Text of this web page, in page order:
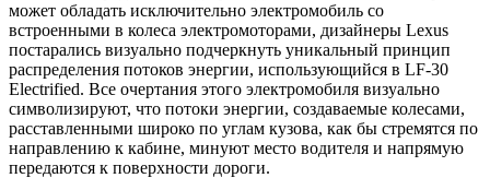
может обладать исключительно электромобиль со
встроенными в колеса электромоторами, дизайнеры Lexus
постарались визуально подчеркнуть уникальный принцип
распределения потоков энергии, использующийся в LF-30
Electrified. Все очертания этого электромобиля визуально
символизируют, что потоки энергии, создаваемые колесами,
расставленными широко по углам кузова, как бы стремятся по
направлению к кабине, минуют место водителя и напрямую
передаются к поверхности дороги.